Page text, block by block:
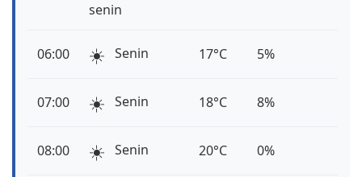
senin
06:00 ☀️ Senin 17°C 5%
07:00 ☀️ Senin 18°C 8%
08:00 ☀️ Senin 20°C 0%